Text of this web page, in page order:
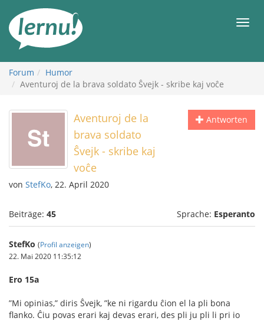
Inhalt
Forum
Humor
Aventuroj de la brava soldato Ŝvejk - skribe kaj voĉe
Antworten
Aventuroj de la
brava soldato
Ŝvejk - skribe kaj
voĉe
von StefKo, 22. April 2020
Beiträge: 45 Sprache: Esperanto
StefKo (Profil anzeigen)
22. Mai 2020 11:35:12
Ero 15a
”Mi opinias,” diris Ŝvejk, ”ke ni rigardu ĉion el la pli bona
ﬂanko. Ĉiu povas erari kaj devas erari, des pli ju pli li pri io